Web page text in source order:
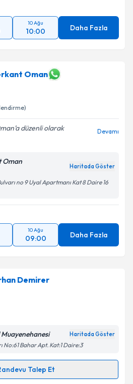
10 Ağu
10:00 Daha Fazla
Oman
düzenli olarak
Devamı
Oman
Haritada Göster
no 9 Uyal Apartmanı Kat 8 Daire 16
10 Ağu
09:00 Daha Fazla
Demirer
Haritada Göster
No:61 Bahar Apt. Kat:1 Daire:3
Talep Et
Talebi